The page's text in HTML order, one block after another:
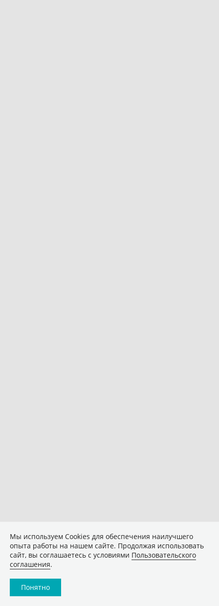
Мы используем Сookies для обеспечения наилучшего
опыта работы на нашем сайте. Продолжая использовать
сайт, вы соглашаетесь с условиями Пользовательского
соглашения.
Понятно